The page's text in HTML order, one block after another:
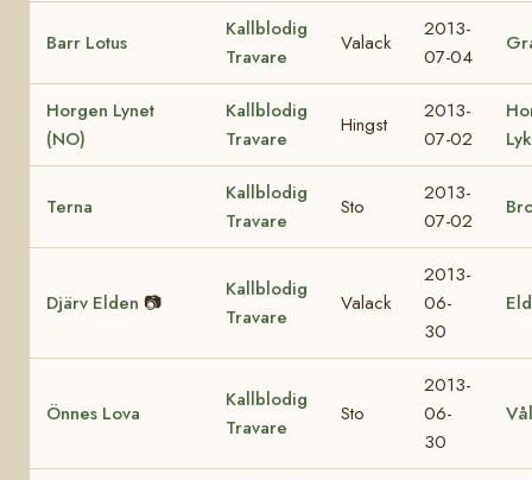
Barr Lotus
Kallblodig
Travare
Valack
2013-
07-04
Horgen Lynet
(NO)
Kallblodig
Travare
Hingst
2013-
07-02
Terna
Kallblodig
Travare
Sto
2013-
07-02
Djärv Elden 📷
Kallblodig
Travare
Valack
2013-
06-
30
Önnes Lova
Kallblodig
Travare
Sto
2013-
06-
30